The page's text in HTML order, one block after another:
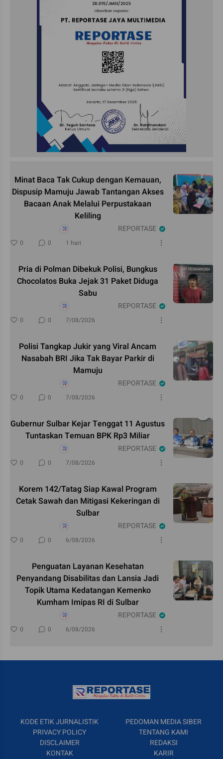
Minat Baca Tak Cukup dengan Kemauan,
Dispusip Mamuju Jawab Tantangan Akses
Bacaan Anak Melalui Perpustakaan
Keliling
REPORTASE
0 0 1 hari
Pria di Polman Dibekuk Polisi, Bungkus
Chocolatos Buka Jejak 31 Paket Diduga
Sabu
REPORTASE
0 0 7/08/2026
Polisi Tangkap Jukir yang Viral Ancam
Nasabah BRI Jika Tak Bayar Parkir di
Mamuju
REPORTASE
0 0 7/08/2026
Gubernur Sulbar Kejar Tenggat 11 Agustus
Tuntaskan Temuan BPK Rp3 Miliar
REPORTASE
0 0 7/08/2026
Korem 142/Tatag Siap Kawal Program
Cetak Sawah dan Mitigasi Kekeringan di
Sulbar
REPORTASE
0 0 6/08/2026
Penguatan Layanan Kesehatan
Penyandang Disabilitas dan Lansia Jadi
Topik Utama Kedatangan Kemenko
Kumham Imipas RI di Sulbar
REPORTASE
0 0 6/08/2026
KODE ETIK JURNALISTIK
PEDOMAN MEDIA SIBER
PRIVACY POLICY
TENTANG KAMI
DISCLAIMER
REDAKSI
KONTAK
KARIR